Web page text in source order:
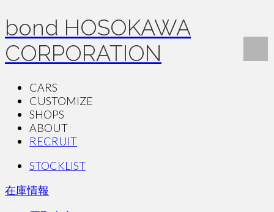
bond HOSOKAWA
CORPORATION
CARS
CUSTOMIZE
SHOPS
ABOUT
RECRUIT
STOCKLIST
在庫情報